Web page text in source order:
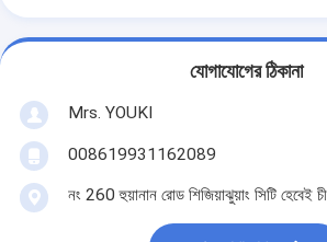
যোগাযোগের ঠিকানা
Mrs. YOUKI
008619931162089
নং 260 হুয়ানান রোড শিজিয়াঝুয়াং সিটি হেবেই